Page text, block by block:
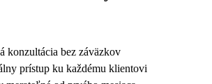
konzultácia bez záväzkov
prístup ku každému klientovi